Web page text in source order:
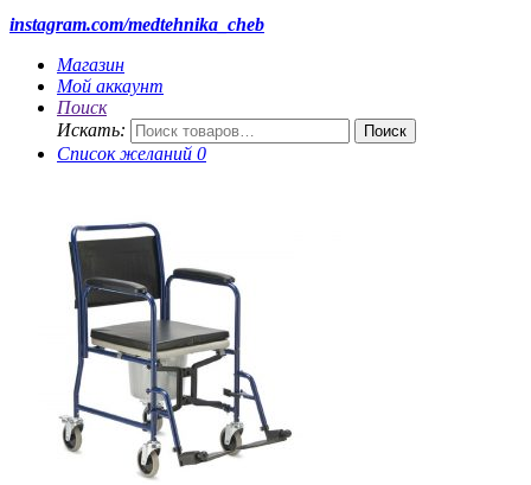
instagram.com/medtehnika_cheb
Магазин
Мой аккаунт
Поиск
Искать:
Поиск
Список желаний 0